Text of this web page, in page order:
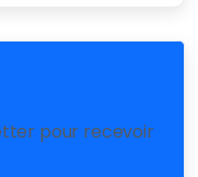
pour recevoir